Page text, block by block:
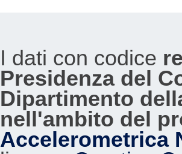
I dati con codice
Presidenza del
Dipartimento
nell'ambito del
Accelerometrica